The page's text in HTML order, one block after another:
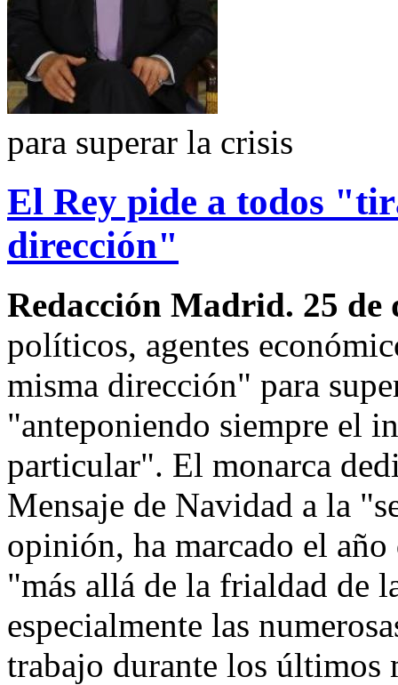
para superar la crisis
El Rey pide a todos
dirección"
Redacción Madrid. 25
políticos, agentes
misma dirección" para
"anteponiendo siempre el
particular". El monarca
Mensaje de Navidad a la
opinión, ha marcado el
"más allá de la frialdad de
especialmente las
trabajo durante los últimos